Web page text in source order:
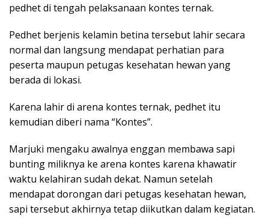
pedhet di tengah pelaksanaan kontes ternak.
Pedhet berjenis kelamin betina tersebut lahir secara
normal dan langsung mendapat perhatian para
peserta maupun petugas kesehatan hewan yang
berada di lokasi.
Karena lahir di arena kontes ternak, pedhet itu
kemudian diberi nama “Kontes”.
Marjuki mengaku awalnya enggan membawa sapi
bunting miliknya ke arena kontes karena khawatir
waktu kelahiran sudah dekat. Namun setelah
mendapat dorongan dari petugas kesehatan hewan,
sapi tersebut akhirnya tetap diikutkan dalam kegiatan.